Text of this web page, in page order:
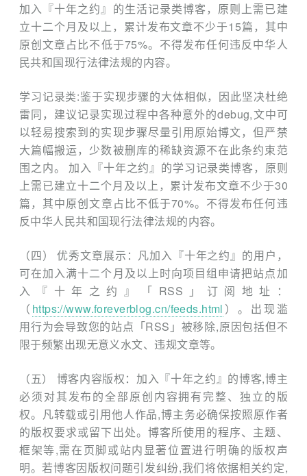
加入『十年之约』的生活记录类博客，原则上需已建
立十二个月及以上，累计发布文章不少于15篇，其中
原创文章占比不低于75%。不得发布任何违反中华人
民共和国现行法律法规的内容。
学习记录类:鉴于实现步骤的大体相似，因此坚决杜绝
雷同，建议记录实现过程中各种意外的debug,文中可
以轻易搜索到的实现步骤尽量引用原始博文，但严禁
大篇幅搬运，少数被删库的稀缺资源不在此条约束范
围之内。
加入『十年之约』的学习记录类博客，原则
上需已建立十二个月及以上，累计发布文章不少于30
篇，其中原创文章占比不低于70%。不得发布任何违
反中华人民共和国现行法律法规的内容。
（四） 优秀文章展示：凡加入『十年之约』的用户，
可在加入满十二个月及以上时向项目组申请把站点加
入『十年之约』「RSS」订阅地址：
（ https://www.foreverblog.cn/feeds.html ）。出现滥
用行为会导致您的站点「RSS」被移除,原因包括但不
限于频繁出现无意义水文、违规文章等。
（五） 博客内容版权：加入『十年之约』的博客,博主
必须对其发布的全部原创内容拥有完整、独立的版
权。凡转载或引用他人作品,博主务必确保按照原作者
的版权要求或留下出处。博客所使用的程序、主题、
框架等,需在页脚或站内显著位置进行明确的版权声
明。若博客因版权问题引发纠纷,我们将依据相关约定,